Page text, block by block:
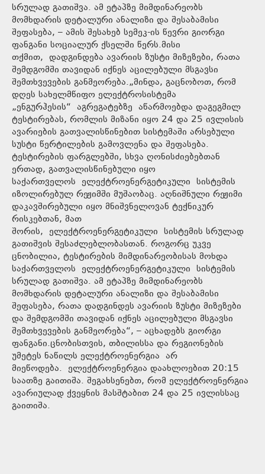
სრულად გათიშვა. ამ ეტაპზე მიმდინარეობს
მომხდარის დეტალური ანალიზი და შესაბამისი
შეფასება, – ამის შესახებ სემეკ-ის წევრი გიორგი
ფანგანი სოციალურ ქსელში წერს.მისი
თქმით, დადგინდება ავარიის ზუსტი მიზეზები, რათა
შემდგომში თავიდან იქნეს აცილებული მსგავსი
შემთხვევების განმეორება.„მინდა, გაცნობოთ, რომ
დღეს სახელმწიფო ელექტროსისტემა
„ენგურჰესის“ აგრეგატებზე აწარმოებდა დაგეგმილ
ტესტირებას, რომლის მიზანი იყო 24 და 25 ივლისის
ავარიების გათვალისწინებით სისტემაში არსებული
სუსტი წერტილების გამოვლენა და შეფასება.
ტესტირების ფარგლებში, სხვა ღონისძიებებთან
ერთად, გათვალისწინებული იყო
საქართველოს ელექტროენერგეტიკული სისტემის
იზოლირებულ რეჟიმში მუშაობაც. აღნიშნული რეჟიმი
დაკავშირებული იყო მნიშვნელოვან ტექნიკურ
რისკებთან, მათ
შორის, ელექტროენერგეტიკული სისტემის სრულად
გათიშვის შესაძლებლობასთან. როგორც უკვე
ცნობილია, ტესტირების მიმდინარეობისას მოხდა
საქართველოს ელექტროენერგეტიკული სისტემის
სრულად გათიშვა. ამ ეტაპზე მიმდინარეობს
მომხდარის დეტალური ანალიზი და შესაბამისი
შეფასება, რათა დადგინდეს ავარიის ზუსტი მიზეზები
და შემდგომში თავიდან იქნეს აცილებული მსგავსი
შემთხვევების განმეორება“, – აცხადებს გიორგი
ფანგანი.ცნობისთვის, თბილისსა და რეგიონების
უმეტეს ნაწილს ელექტროენერგია არ
მიეწოდება. ელექტროენერგია დაახლოებით 20:15
საათზე გაითიშა. შეგახსენებთ, რომ ელექტროენერგია
ავარიულად ქვეყნის მასშტაბით 24 და 25 ივლისსაც
გაითიშა.